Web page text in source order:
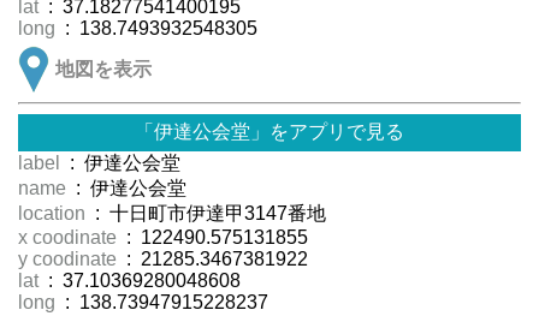
lat : 37.18277541400195
long : 138.7493932548305
地図を表示
「伊達公会堂」をアプリで見る
label
: 伊達公会堂
name : 伊達公会堂
location : 十日町市伊達甲3147番地
x coodinate : 122490.575131855
y coodinate : 21285.3467381922
lat : 37.10369280048608
long : 138.73947915228237